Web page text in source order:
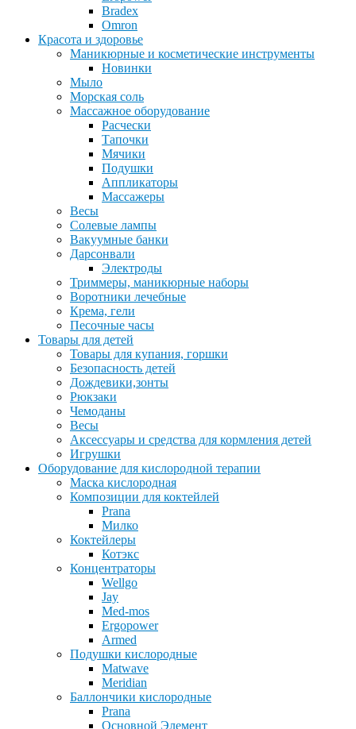
Bradex
Omron
Красота и здоровье
Маникюрные и косметические инструменты
Новинки
Мыло
Морская соль
Массажное оборудование
Расчески
Тапочки
Мячики
Подушки
Аппликаторы
Массажеры
Весы
Солевые лампы
Вакуумные банки
Дарсонвали
Электроды
Триммеры, маникюрные наборы
Воротники лечебные
Крема, гели
Песочные часы
Товары для детей
Товары для купания, горшки
Безопасность детей
Дождевики,зонты
Рюкзаки
Чемоданы
Весы
Аксессуары и средства для кормления детей
Игрушки
Оборудование для кислородной терапии
Маска кислородная
Композиции для коктейлей
Prana
Милко
Коктейлеры
Котэкс
Концентраторы
Wellgo
Jay
Med-mos
Ergopower
Armed
Подушки кислородные
Matwave
Meridian
Баллончики кислородные
Prana
Основной Элемент